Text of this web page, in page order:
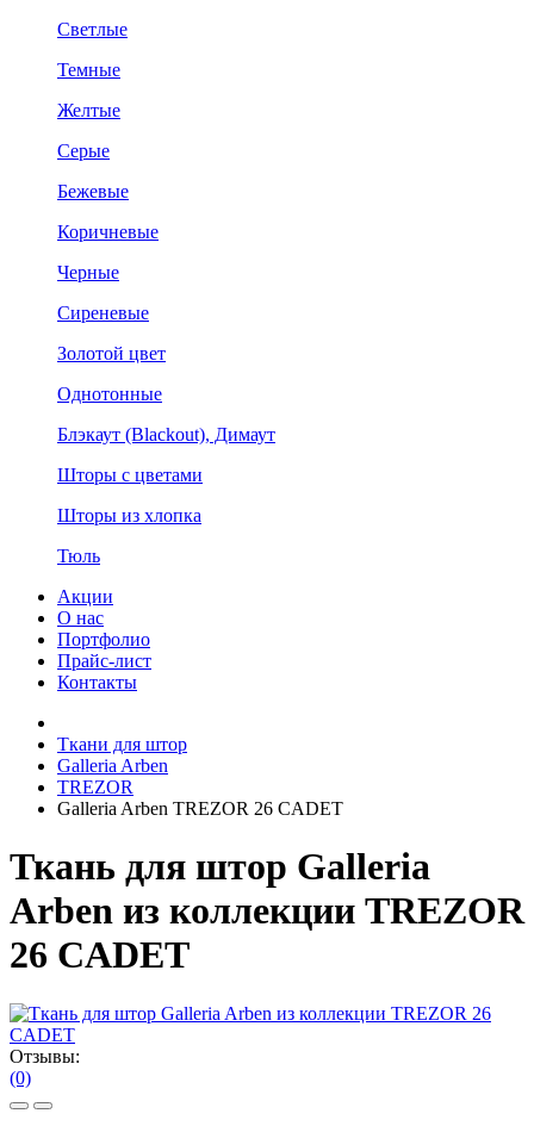
Светлые
Темные
Желтые
Серые
Бежевые
Коричневые
Черные
Сиреневые
Золотой цвет
Однотонные
Блэкаут (Blackout), Димаут
Шторы с цветами
Шторы из хлопка
Тюль
Акции
О нас
Портфолио
Прайс-лист
Контакты
Ткани для штор
Galleria Arben
TREZOR
Galleria Arben TREZOR 26 CADET
Ткань для штор Galleria
Arben из коллекции TREZOR
26 CADET
Отзывы:
(0)